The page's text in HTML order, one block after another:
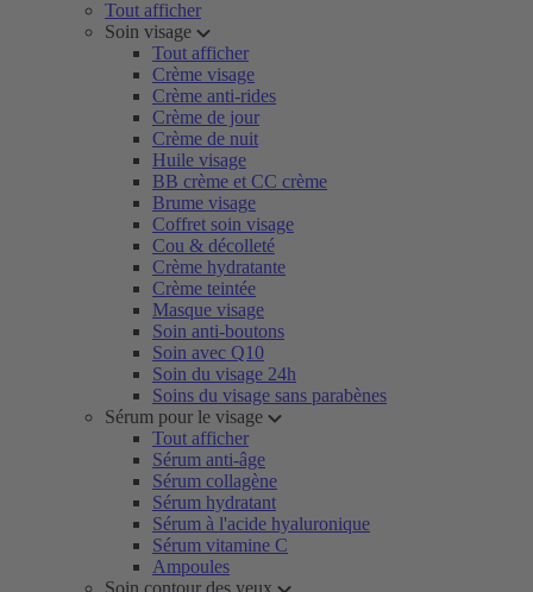
Tout afficher
Soin visage
Tout afficher
Crème visage
Crème anti-rides
Crème de jour
Crème de nuit
Huile visage
BB crème et CC crème
Brume visage
Coffret soin visage
Cou & décolleté
Crème hydratante
Crème teintée
Masque visage
Soin anti-boutons
Soin avec Q10
Soin du visage 24h
Soins du visage sans parabènes
Sérum pour le visage
Tout afficher
Sérum anti-âge
Sérum collagène
Sérum hydratant
Sérum à l'acide hyaluronique
Sérum vitamine C
Ampoules
Soin contour des yeux